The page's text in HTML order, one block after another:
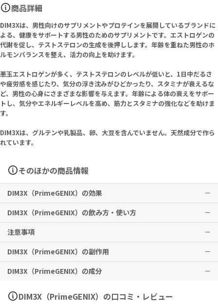
商品詳細
DIM3Xは、男性向けのサプリメントやプロテインを展開しているブランドに
よる、健康をサポートする男性のためのサプリメントです。エストロゲンの
代謝を促し、テストステロンの生成を後押しします。年齢を重ねた男性のホ
ルモンバランスを整え、活力の向上を助けます。
悪玉エストロゲンが多く、テストステロンのレベルが低いと、1日中だるさ
や疲労感を感じたり、気分の浮き沈みがひどかったり、スタミナが衰えるな
ど、男性の心身にさまざまな影響を与えます。年齢による体の衰えをサポー
トし、気分やエネルギーレベルを高め、筋力とスタミナの強化などを助けま
す。
DIM3Xは、グルテンや乳製品、卵、大豆を含んでいません。天然成分で作ら
れています。
そのほかの商品情報
DIM3X（PrimeGENIX）の効果
男性の活力向上をサポートします。
※有用性には個人差がありますことを予めご了承ください。
※メーカー推奨摂取期間として3ヶ月以上の継続摂取を推奨しており
ます。
DIM3X（PrimeGENIX）の飲み方・使い方
1日に1～2カプセルを目安に食事と一緒にお飲みください。
毎日の継続的な使用が推奨されます。
栄養補助食品を始める前に、健康ケアプロバイダーに相談することを
おすすめします。
注意事項
推奨用量を超えないでください。
妊娠中または授乳中の母親、18歳未満の子供、既知の医療状態を持つ
個人は、この製品または他の栄養補助食品を使用する前に医師に相談
子供の手の届かない場所に保管してください。
涼しい乾燥した場所で保管してください。
DIM3X（PrimeGENIX）の副作用
特に副作用は報告されておりませんが、異常を感じた際はただちに使
DIM3X（PrimeGENIX）の成分
Serving Size 1 Capsule: Vitamin E (as D-Alpha Tocopherol Suc
cinate) 30IU, DIM 200mg, Astragin 2.5mg, BioPerine 2.5mg.
DIM3X（PrimeGENIX）の口コミ・レビュー